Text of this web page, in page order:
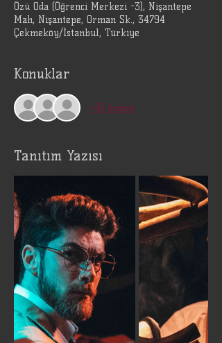
Özü Oda (Öğrenci Merkezi -3), Nişantepe
Mah, Nişantepe, Orman Sk., 34794
Çekmeköy/İstanbul, Türkiye
Konuklar
+31 konuk
Tanıtım Yazısı